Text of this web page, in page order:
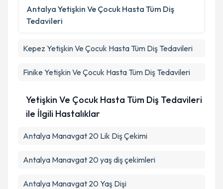
Metni 'ni okudum ve kişisel verilerimin belirtilen
kapsamda işlenmesini kabul ediyorum.
Takvim Talebini Gönder
Antalya Yetişkin Ve Çocuk Hasta Tüm Diş
Tedavileri
Kepez Yetişkin Ve Çocuk Hasta Tüm Diş Tedavileri
Finike Yetişkin Ve Çocuk Hasta Tüm Diş Tedavileri
Yetişkin Ve Çocuk Hasta Tüm Diş Tedavileri
ile İlgili Hastalıklar
Antalya Manavgat 20 Lik Diş Çekimi
Antalya Manavgat 20 yaş diş çekimleri
Antalya Manavgat 20 Yaş Dişi